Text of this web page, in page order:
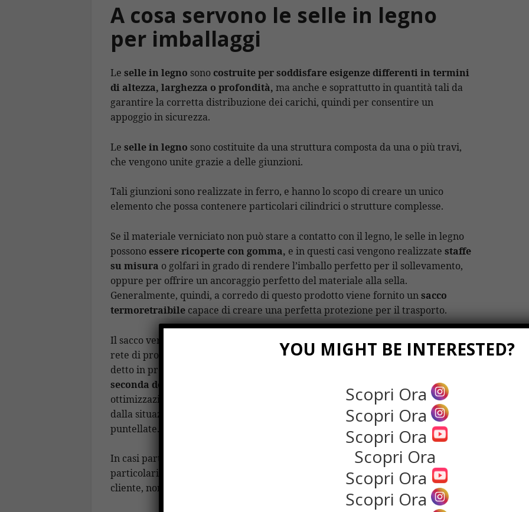
A cosa servono le selle in legno
per imballaggi
Le selle in legno sono costruite per soddisfare esigenze differenti in termini
di altezza, larghezza o profondità, ma anche e soprattutto in quantità tali da
garantire la corretta distribuzione dei carichi, quindi per consentire un
appoggio in sicurezza.
Le selle in legno sono costituite da una struttura composta da una o più travi,
che vengono unite grazie a delle giunzioni.
Tali giunzioni sono realizzate in ferro, e hanno lo scopo di creare un unico
elemento che possa contenere particolari cilindrici o strutture complesse.
Se il materiale verniciato non può stare a contatto con il legno, le selle in legno
possono essere ricoperte con gomma, e in questi casi vengono realizzate staffe
su misura o golfari in grado di rendere l’imballo perfetto per il sollevamento,
oppure per offrire un ancoraggio perfetto del materiale alla sella.
Generalmente, quindi, a corredo di questo prodotto viene fornito unsacco
termoretraibile capace di creare una perfetta protezione per il trasporto.
Il sacco verrà termoretratto e, quando necessario, viene applicata anche una
rete di protezione che consentirà di evitare il distaccamento del materiale. Come
detto in precedenza, ogni
seconda delle diverse ipotesi di progetto;
quindi, strutturata per ottenere
ottimizzazione dia in termini di materiali che di costi. Quando viene richiesto
dalla situazione, le selle vengono ricoperte con compensato OSB oppure
puntellate.
In casi particolari potrebbe essere richiesta anche l’adesione a specifiche
particolari, ma essendo le selle in legno realizzate su misura e su richiesta del
cliente, non ci saranno mai problemi a contare su un imballaggio corretto.
YOU MIGHT BE INTERESTED?
Scopri Ora
Scopri Ora
Scopri Ora
Scopri Ora
Scopri Ora
Scopri Ora